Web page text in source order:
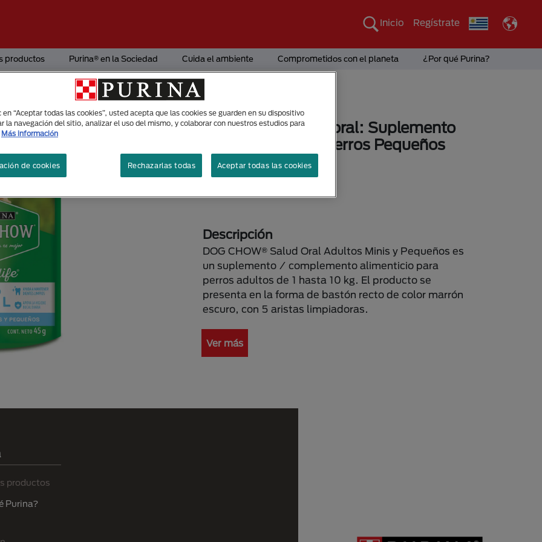
Inicio Regístrate
productos Purina® en la Sociedad Cuida el ambiente Comprometidos con el planeta ¿Por qué Purina?
Alimento Seco
Dog chow® salud oral: Suplemento
Alimenticio para Perros Pequeños
Tamaños disponibles
Descripción
DOG CHOW® Salud Oral Adultos Minis y Pequeños es
un suplemento / complemento alimenticio para
perros adultos de 1 hasta 10 kg. El producto se
presenta en la forma de bastón recto de color marrón
escuro, con 5 aristas limpiadoras.
Ver más
productos
Purina?
en “Aceptar todas las cookies”, usted acepta que las cookies se guarden en su dispositivo
la navegación del sitio, analizar el uso del mismo, y colaborar con nuestros estudios para
Más información
Rechazarlas todas Aceptar todas las cookies
de cookies